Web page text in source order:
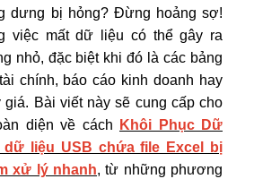
dưng bị hỏng? Đừng hoảng sợ!
việc mất dữ liệu có thể gây ra
nhỏ, đặc biệt khi đó là các bảng
chính, báo cáo kinh doanh hay
Bài viết này sẽ cung cấp cho
diện về cách
Khôi Phục Dữ
dữ liệu USB chứa file Excel bị
xử lý nhanh, từ những phương